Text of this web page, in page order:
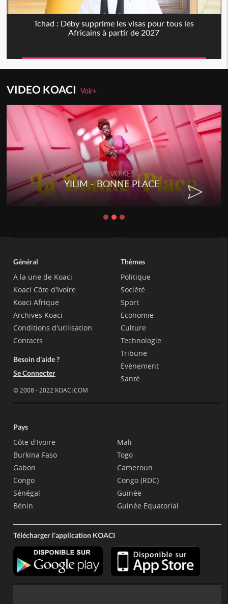
Tchad : Déby supprime les visas pour tous les
Africains à partir de 2027
VIDEO KOACIVoir+
RAP IVOIRE
YILIM - BONNE PLACE
Général
A la une de Koaci
Koaci Côte d'Ivoire
Koaci Afrique
Archives Koaci
Conditions d'utilisation
Contacts
Besoin d'aide ?
Se Connecter
© 2008 - 2022 KOACI.COM
Thèmes
Politique
Société
Sport
Economie
Culture
Technologie
Tribune
Evènement
Santé
Pays
Côte d'Ivoire
Burkina Faso
Gabon
Congo
Sénégal
Bénin
Mali
Togo
Cameroun
Congo (RDC)
Guinée
Guinée Equatorial
Télécharger l'application KOACI